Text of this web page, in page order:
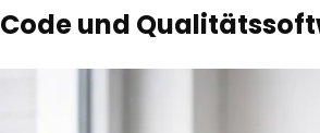
Code und